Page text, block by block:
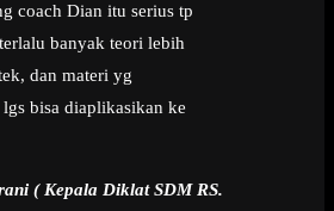
coach Dian itu serius tp
banyak teori lebih
dan materi yg
bisa diaplikasikan ke
( Kepala Diklat SDM RS.